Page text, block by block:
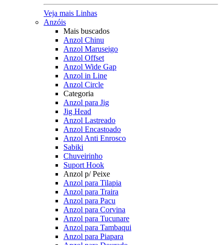
Veja mais Linhas
Anzóis
Mais buscados
Anzol Chinu
Anzol Maruseigo
Anzol Offset
Anzol Wide Gap
Anzol in Line
Anzol Circle
Categoria
Anzol para Jig
Jig Head
Anzol Lastreado
Anzol Encastoado
Anzol Anti Enrosco
Sabiki
Chuveirinho
Suport Hook
Anzol p/ Peixe
Anzol para Tilapia
Anzol para Traira
Anzol para Pacu
Anzol para Corvina
Anzol para Tucunare
Anzol para Tambaqui
Anzol para Piapara